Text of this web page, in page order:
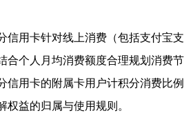
信用卡针对线上消费（包括支付宝
合个人月均消费额度合理规划消费
信用卡的附属卡用户计积分消费比
权益的归属与使用规则。